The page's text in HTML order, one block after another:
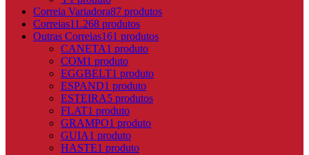
Correia Variadora87 produtos
Correias11.268 produtos
Outras Correias161 produtos
CANETA1 produto
COM1 produto
EGGBELT1 produto
ESPAND1 produto
ESTEIRA5 produtos
FLAT1 produto
GRAMPO1 produto
GUIA1 produto
HASTE1 produto